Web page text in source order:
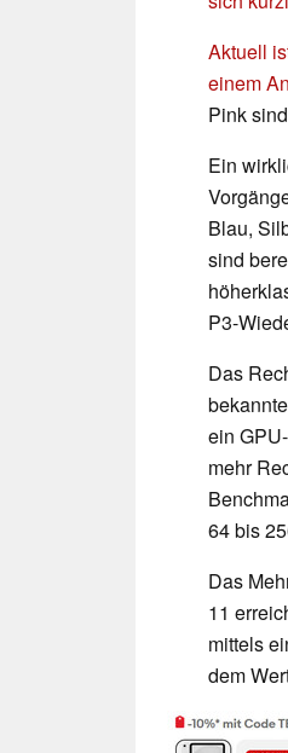
Aktuell
einem
Pink
Ein
Blau,
sind
P3-
Das
ein
mehr
64 bis
Das
11
mittels
dem